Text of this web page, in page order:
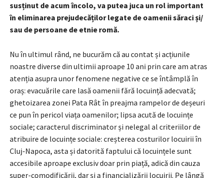
susținut de acum încolo, va putea juca un rol important
în eliminarea prejudecăților legate de oamenii săraci și/
sau de persoane de etnie romă.
Nu în ultimul rând, ne bucurăm că au contat și acțiunile
noastre diverse din ultimii aproape 10 ani prin care am atras
atenția asupra unor fenomene negative ce se întâmplă în
oraș: evacuările care lasă oamenii fără locuință adecvată;
ghetoizarea zonei Pata Rât în preajma rampelor de deșeuri
ce pun în pericol viața oamenilor; lipsa acută de locuințe
sociale; caracterul discriminator și nelegal al criteriilor de
atribuire de locuințe sociale: creșterea costurilor locuirii în
Cluj-Napoca, asta și datorită faptului că locuințele sunt
accesibile aproape exclusiv doar prin piață, adică din cauza
super-comodificării, dar și a financializării locuirii. Pe lângă